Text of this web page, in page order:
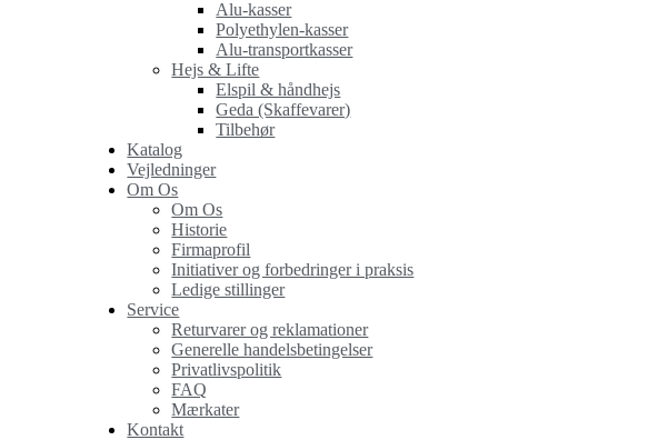
Alu-kasser
Polyethylen-kasser
Alu-transportkasser
Hejs & Lifte
Elspil & håndhejs
Geda (Skaffevarer)
Tilbehør
Katalog
Vejledninger
Om Os
Om Os
Historie
Firmaprofil
Initiativer og forbedringer i praksis
Ledige stillinger
Service
Returvarer og reklamationer
Generelle handelsbetingelser
Privatlivspolitik
FAQ
Mærkater
Kontakt